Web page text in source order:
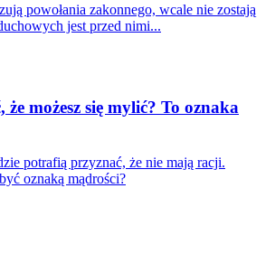
powołania zakonnego, wcale nie zostają
jest przed nimi...
że możesz się mylić? To oznaka
potrafią przyznać, że nie mają racji.
oznaką mądrości?